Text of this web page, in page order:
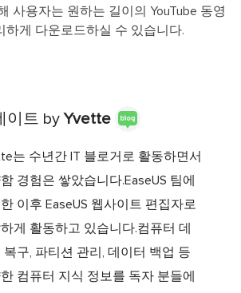
사용자는 원하는 길이의 YouTube 동영
하게 다운로드하실 수 있습니다.
이트 byYvette
는 수년간 IT 블로거로 활동하면서
경험은 쌓았습니다.EaseUS 팀에
이후 EaseUS 웹사이트 편집자로
게 활동하고 있습니다.컴퓨터 데
복구, 파티션 관리, 데이터 백업 등
컴퓨터 지식 정보를 독자 분들에